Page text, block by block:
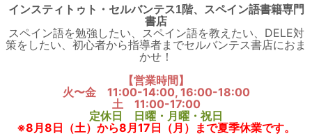
インスティトゥト・セルバンテス1階、スペイン語書籍専門
書店
スペイン語を勉強したい、スペイン語を教えたい、DELE対
策をしたい、初心者から指導者までセルバンテス書店におま
かせ！
【営業時間】
火〜金 11:00-14:00, 16:00-18:00
土 11:00-17:00
定休日 日曜・月曜・祝日
※8月8日（土）から8月17日（月）まで夏季休業です。